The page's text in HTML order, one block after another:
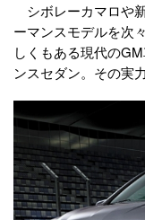
シボレーカマロや
ーマンスモデルを次
しくもある現代の
ンスセダン。その実